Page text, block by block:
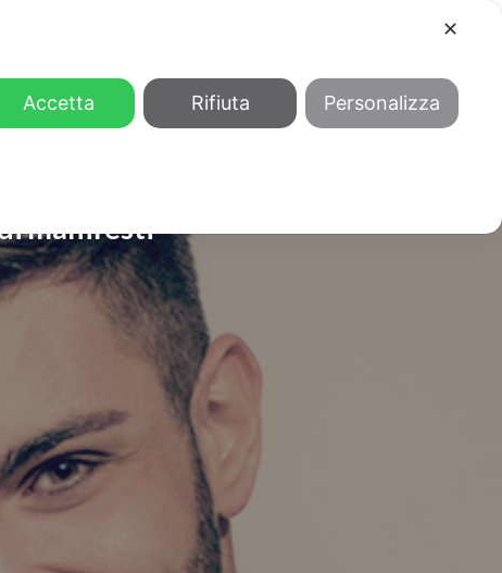
manifesti
✕
Accetta Rifiuta Personalizza